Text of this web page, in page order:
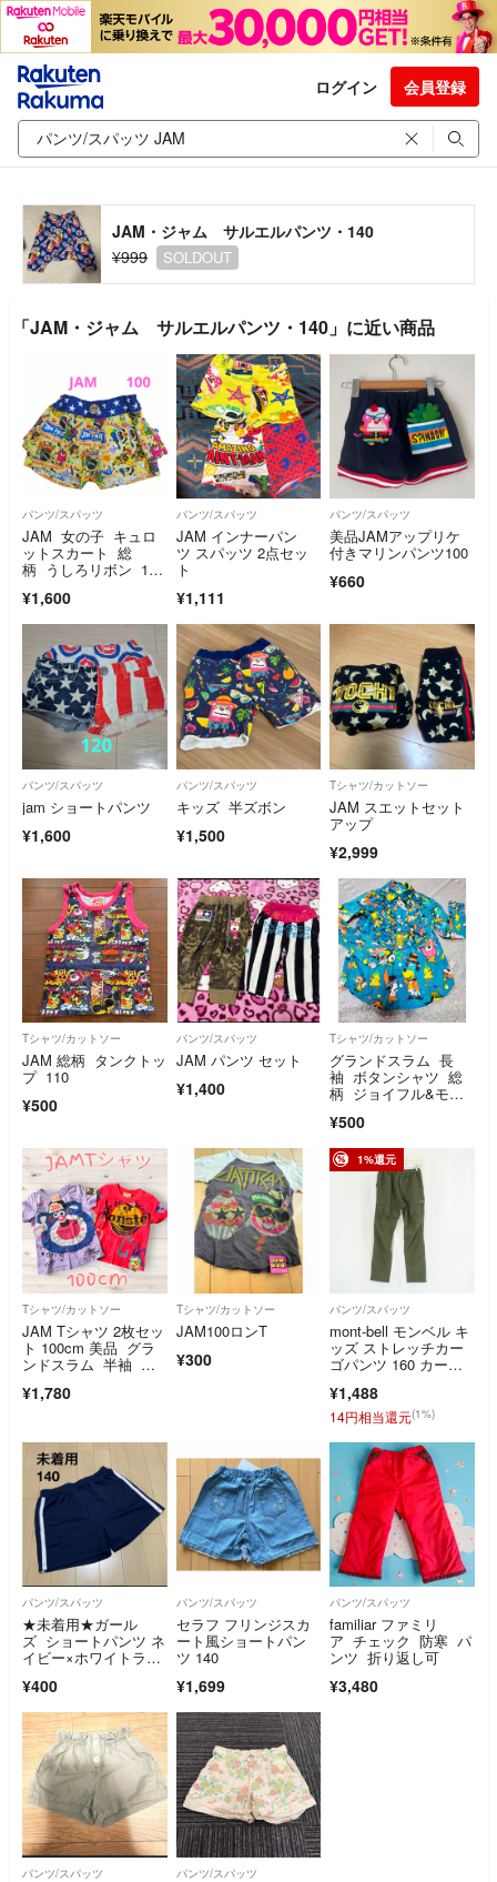
ログイン 会員登録
JAM・ジャム サルエルパンツ・140
¥999
SOLDOUT
「JAM・ジャム サルエルパンツ・140」に近い商品
パンツ/スパッツ
JAM 女の子 キュロ
ットスカート 総
柄 うしろリボン 100
¥1,600
パンツ/スパッツ
JAM インナーパン
ツ スパッツ 2点セッ
ト
¥1,111
パンツ/スパッツ
美品JAMアップリケ
付きマリンパンツ100
¥660
パンツ/スパッツ
jam ショートパンツ
¥1,600
パンツ/スパッツ
キッズ 半ズボン
¥1,500
Tシャツ/カットソー
JAM スエットセット
アップ
¥2,999
Tシャツ/カットソー
JAM 総柄 タンクトッ
プ 110
¥500
パンツ/スパッツ
JAM パンツ セット
¥1,400
Tシャツ/カットソー
グランドスラム 長
袖 ボタンシャツ 総
柄 ジョイフル&モン
¥500
Tシャツ/カットソー
JAM Tシャツ 2枚セッ
ト 100cm 美品 グラ
ンドスラム 半袖 ワ
¥1,780
Tシャツ/カットソー
JAM100ロンT
¥300
1%還元
パンツ/スパッツ
mont-bell モンベル キ
ッズ ストレッチカー
ゴパンツ 160 カー
¥1,488
14円相当還元(1%)
パンツ/スパッツ
★未着用★ガール
ズ ショートパンツ ネ
イビー×ホワイトライ
¥400
パンツ/スパッツ
セラフ フリンジスカ
ート風ショートパン
ツ 140
¥1,699
パンツ/スパッツ
familiar ファミリ
ア チェック 防寒 パ
ンツ 折り返し可
¥3,480
パンツ/スパッツ パンツ/スパッツ